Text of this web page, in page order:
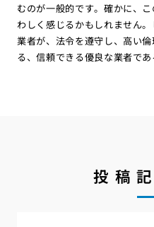
むのが一般的です。確かに、
わしく感じるかもしれません
業者が、法令を遵守し、高い
る、信頼できる優良な業者で
投稿